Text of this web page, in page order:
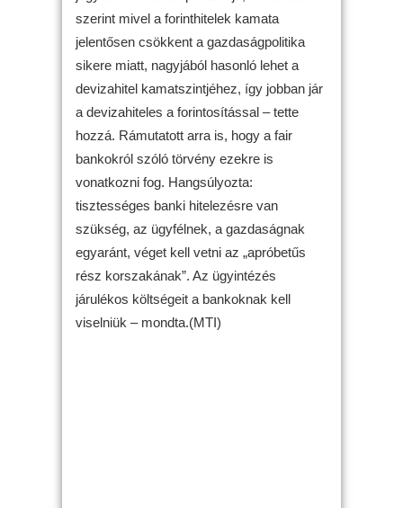
szerint mivel a forinthitelek kamata
jelentősen csökkent a gazdaságpolitika
sikere miatt, nagyjából hasonló lehet a
devizahitel kamatszintjéhez, így jobban jár
a devizahiteles a forintosítással – tette
hozzá. Rámutatott arra is, hogy a fair
bankokról szóló törvény ezekre is
vonatkozni fog. Hangsúlyozta:
tisztességes banki hitelezésre van
szükség, az ügyfélnek, a gazdaságnak
egyaránt, véget kell vetni az „apróbetűs
rész korszakának”. Az ügyintézés
járulékos költségeit a bankoknak kell
viselniük – mondta.(MTI)